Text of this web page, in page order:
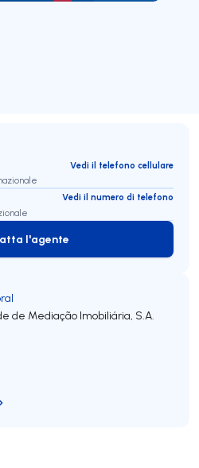
Vedi il telefono cellulare
Vedi il numero di telefono
Contatta l'agente
l'agente
de Mediação Imobiliária, S.A.